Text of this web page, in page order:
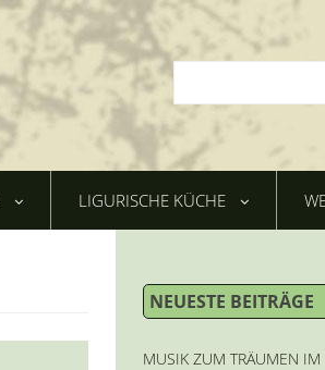
LIGURISCHE KÜCHE
NEUESTE BEITRÄGE
MUSIK ZUM TRÄUMEN IM